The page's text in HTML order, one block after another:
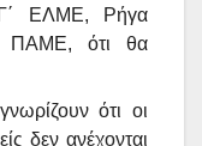
Γ΄ ΕΛΜΕ, Ρήγα
ΠΑΜΕ, ότι θα
ότι οι
δεν ανέχονται